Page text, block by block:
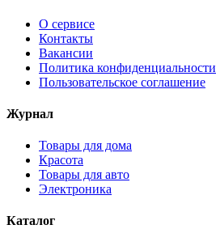
О сервисе
Контакты
Вакансии
Политика конфиденциальности
Пользовательское соглашение
Журнал
Товары для дома
Красота
Товары для авто
Электроника
Каталог